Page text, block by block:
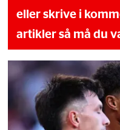
eller skrive i
artikler så må du